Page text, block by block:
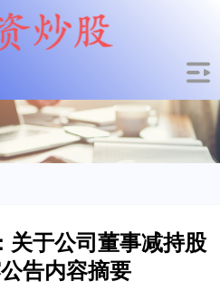
关于公司董事减持股
告内容摘要